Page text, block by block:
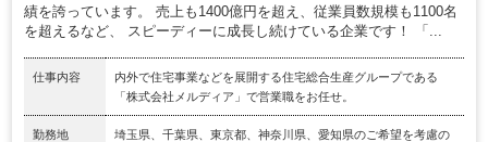
績を誇っています。 売上も1400億円を超え、従業員数規模も1100名
を超えるなど、 スピーディーに成長し続けている企業です！ 「...
仕事内容
内外で住宅事業などを展開する住宅総合生産グループである
「株式会社メルディア」で営業職をお任せ。
勤務地
埼玉県、千葉県、東京都、神奈川県、愛知県のご希望を考慮の